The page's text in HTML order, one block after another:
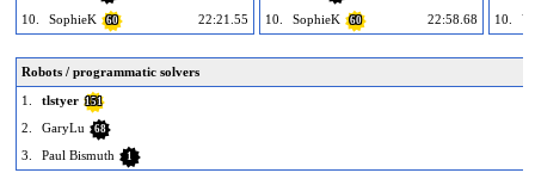
10.
SophieK 60 22:21.55
10.
SophieK 60 22:58.68
10.
Robots / programmatic solvers
1.
tlstyer 151
2. GaryLu 68
3. Paul Bismuth 1